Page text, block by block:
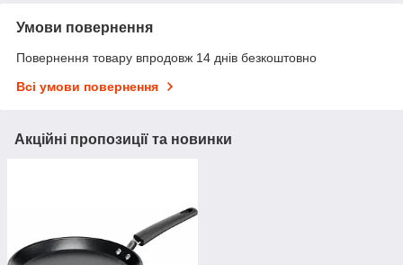
Умови повернення
Повернення товару впродовж 14 днів безкоштовно
Всі умови повернення
Акційні пропозиції та новинки